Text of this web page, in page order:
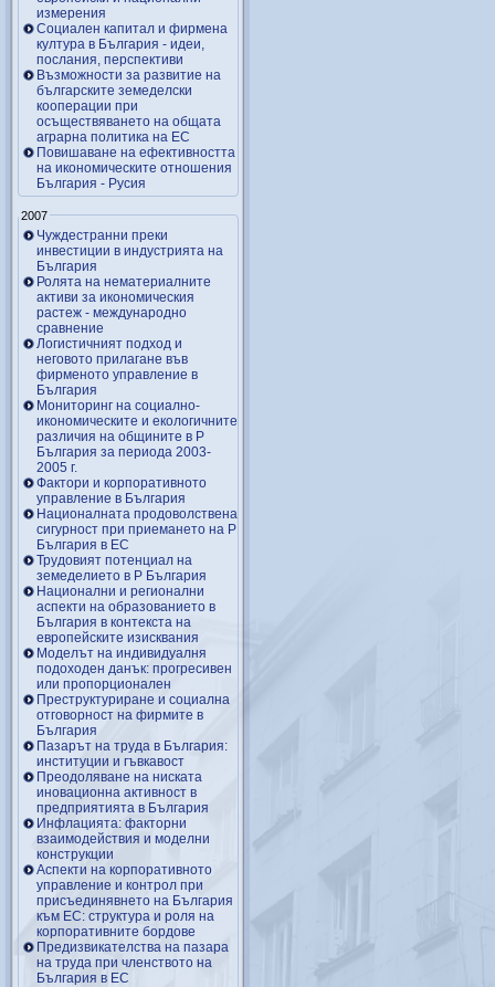
измерения
Социален капитал и фирмена
култура в България - идеи,
послания, перспективи
Възможности за развитие на
българските земеделски
кооперации при
осъществяването на общата
аграрна политика на ЕС
Повишаване на ефективността
на икономическите отношения
България - Русия
2007
Чуждестранни преки
инвестиции в индустрията на
България
Ролята на нематериалните
активи за икономическия
растеж - международно
сравнение
Логистичният подход и
неговото прилагане във
фирменото управление в
България
Мониторинг на социално-
икономическите и екологичните
различия на общините в Р
България за периода 2003-
2005 г.
Фактори и корпоративното
управление в България
Националната продоволствена
сигурност при приемането на Р
България в ЕС
Трудовият потенциал на
земеделието в Р България
Национални и регионални
аспекти на образованието в
България в контекста на
европейските изисквания
Моделът на индивидуалня
подоходен данък: прогресивен
или пропорционален
Преструктуриране и социална
отговорност на фирмите в
България
Пазарът на труда в България:
институции и гъвкавост
Преодоляване на ниската
иновационна активност в
предприятията в България
Инфлацията: факторни
взаимодействия и моделни
конструкции
Аспекти на корпоративното
управление и контрол при
присъединявнето на България
към ЕС: структура и роля на
корпоративните бордове
Предизвикателства на пазара
на труда при членството на
България в ЕС